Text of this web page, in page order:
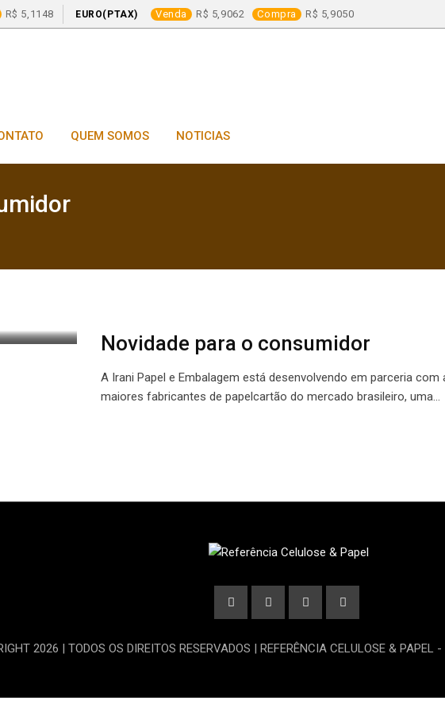
5,1148 EURO(PTAX) Venda 5,9062 Compra 5,9050
QUEM SOMOS NOTICIAS
Novidade para o consumidor
A Irani Papel e Embalagem está desenvolvendo em parceria com
maiores fabricantes de papelcartão do mercado brasileiro, uma…
2026 | TODOS OS DIREITOS RESERVADOS | REFERÊNCIA CELULOSE & PAPEL